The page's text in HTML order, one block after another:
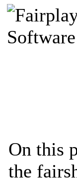
On this
the